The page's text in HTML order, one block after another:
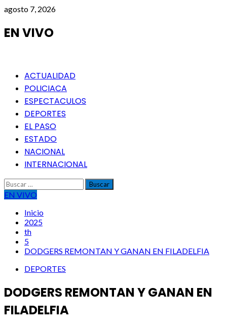
Saltar
contenido
agosto 7, 2026
EN VIVO
Menú
principal
ACTUALIDAD
POLICIACA
ESPECTACULOS
DEPORTES
EL PASO
ESTADO
NACIONAL
INTERNACIONAL
Buscar:
EN VIVO
Inicio
2025
th
5
DODGERS REMONTAN Y GANAN EN FILADELFIA
DEPORTES
DODGERS REMONTAN Y GANAN EN
FILADELFIA